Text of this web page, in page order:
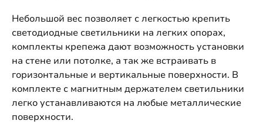
Небольшой вес позволяет с легкостью крепить
светодиодные светильники на легких опорах,
комплекты крепежа дают возможность установки
на стене или потолке, а так же встраивать в
горизонтальные и вертикальные поверхности. В
комплекте с магнитным держателем светильники
легко устанавливаются на любые металлические
поверхности.